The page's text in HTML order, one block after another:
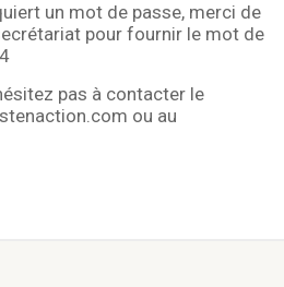
un mot de passe, merci de
pour fournir le mot de
pas à contacter le
ou au